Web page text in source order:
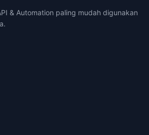
& Automation paling mudah digunakan